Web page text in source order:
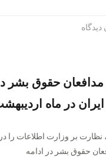
دیدگاه
حقوق بشر
در ماه اردیبهشت
بر وزارت اطلاعات را
حقوق بشر در ادامه